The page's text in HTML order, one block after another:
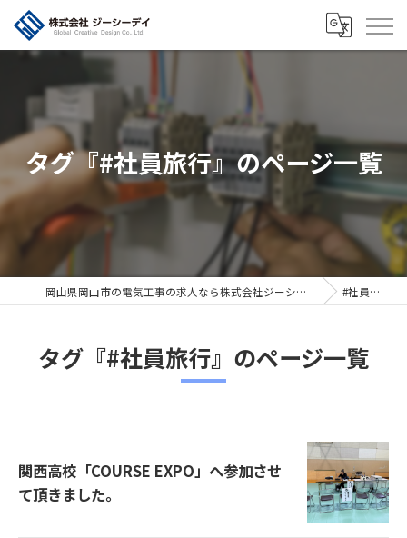
タグ『#社員旅行』のページ一覧
岡山県岡山市の電気工事の求人なら株式会社ジーシーデイ #社員旅行
タグ『#社員旅行』のページ一覧
関西高校「COURSE EXPO」へ参加させ
て頂きました。